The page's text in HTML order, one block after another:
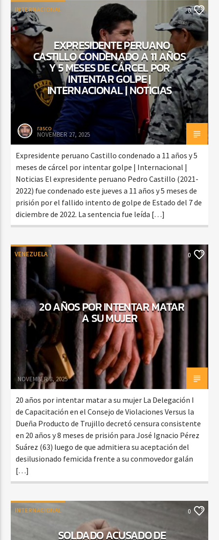
INTERNACIONAL 0
EXPRESIDENTE PERUANO
CASTILLO CONDENADO A 11 AÑOS
Y 5 MESES DE CÁRCEL POR
INTENTAR GOLPE |
INTERNACIONAL | NOTICIAS
rasco
NOVEMBER 27, 2025
Expresidente peruano Castillo condenado a 11 años y 5
meses de cárcel por intentar golpe | Internacional |
Noticias El expresidente peruano Pedro Castillo (2021-
2022) fue condenado este jueves a 11 años y 5 meses de
prisión por el fallido intento de golpe de Estado del 7 de
diciembre de 2022. La sentencia fue leída […]
VENEZUELA 0
20 AÑOS POR INTENTAR MATAR
A SU MUJER
NOVEMBER 8, 2025
20 años por intentar matar a su mujer La Delegación I
de Capacitación en el Consejo de Violaciones Versus la
Dueña Producto de Trujillo decretó censura consistente
en 20 años y 8 meses de prisión para José Ignacio Pérez
Suárez (63) luego de que admitiera su aceptación del
desilusionado femicida frente a su conmovedor galán
[…]
INTERNACIONAL 0
SOLDADO ACUSADO DE